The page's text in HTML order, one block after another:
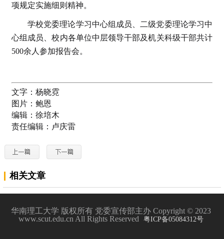
项规定实施细则精神。
学校党委理论学习中心组成员、二级党委理论学习中
心组成员、校内各单位中层领导干部及机关科级干部共计
500余人参加报告会。
文字： 杨晓霓
图片： 鲍恩
编辑： 徐培木
责任编辑： 卢庆雷
相关文章
华南理工大学 版权所有 党委宣传部主办 Copyright © 2023
www.scut.edu.cn All Rights Reserved
粤ICP备05084312号